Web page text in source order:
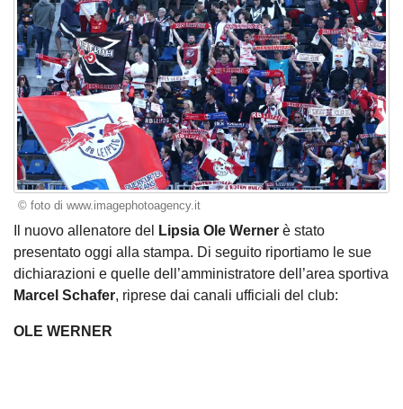
© foto di www.imagephotoagency.it
Il nuovo allenatore del Lipsia Ole Werner è stato
presentato oggi alla stampa. Di seguito riportiamo le sue
dichiarazioni e quelle dell’amministratore dell’area sportiva
Marcel Schafer, riprese dai canali ufficiali del club:
OLE WERNER